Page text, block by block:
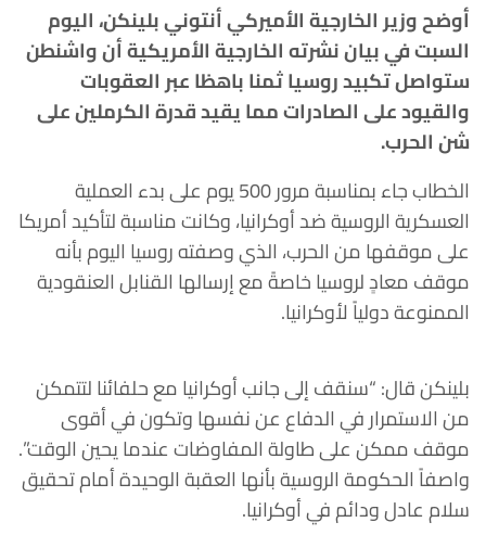
أوضح وزير الخارجية الأميركي أنتوني بلينكن، اليوم
السبت في بيان نشرته الخارجية الأمريكية أن واشنطن
ستواصل تكبيد روسيا ثمنا باهظا عبر العقوبات
والقيود على الصادرات مما يقيد قدرة الكرملين على
شن الحرب.
الخطاب جاء بمناسبة مرور 500 يوم على بدء العملية
العسكرية الروسية ضد أوكرانيا، وكانت مناسبة لتأكيد أمريكا
على موقفها من الحرب، الذي وصفته روسيا اليوم بأنه
موقف معادٍ لروسيا خاصةً مع إرسالها القنابل العنقودية
الممنوعة دولياً لأوكرانيا.
بلينكن قال: “سنقف إلى جانب أوكرانيا مع حلفائنا لتتمكن
من الاستمرار في الدفاع عن نفسها وتكون في أقوى
موقف ممكن على طاولة المفاوضات عندما يحين الوقت”.
واصفاً الحكومة الروسية بأنها العقبة الوحيدة أمام تحقيق
سلام عادل ودائم في أوكرانيا.